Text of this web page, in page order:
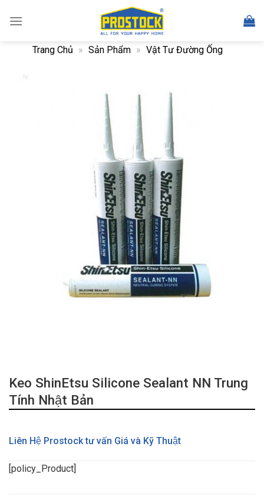
Trang Chủ » Sản Phẩm » Vật Tư Đường Ống
Keo ShinEtsu Silicone Sealant NN Trung
Tính Nhật Bản
Liên Hệ Prostock tư vấn Giá và Kỹ Thuật
[policy_Product]